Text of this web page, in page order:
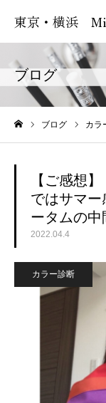
東京・横浜
ブログ
ブログ カラ
【ご感想
ではサマ
ータムの
2022.04.4
カラー診断